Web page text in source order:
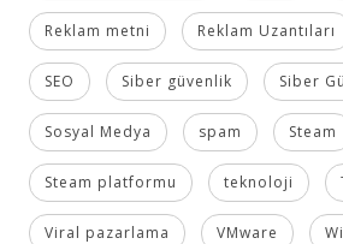
Reklam metni Reklam Uzantıları
SEO Siber güvenlik Siber
Sosyal Medya spam Steam
Steam platformu teknoloji
Viral pazarlama VMware